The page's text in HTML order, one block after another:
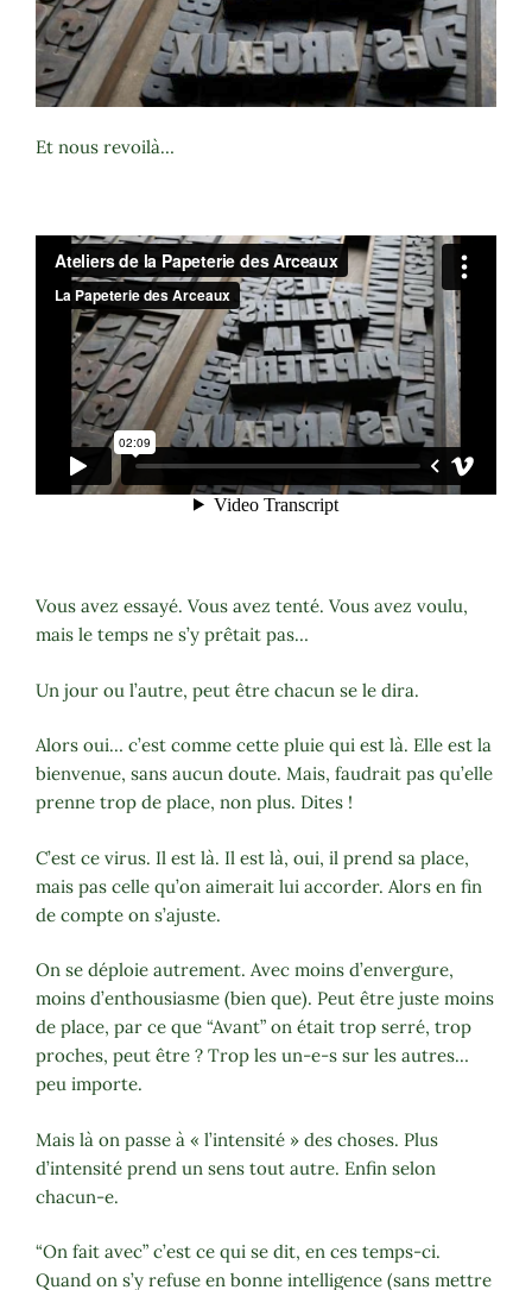
Et nous revoilà…
Vous avez essayé. Vous avez tenté. Vous avez voulu,
mais le temps ne s’y prêtait pas…
Un jour ou l’autre, peut être chacun se le dira.
Alors oui… c’est comme cette pluie qui est là. Elle est la
bienvenue, sans aucun doute. Mais, faudrait pas qu’elle
prenne trop de place, non plus. Dites !
C’est ce virus. Il est là. Il est là, oui, il prend sa place,
mais pas celle qu’on aimerait lui accorder. Alors en fin
de compte on s’ajuste.
On se déploie autrement. Avec moins d’envergure,
moins d’enthousiasme (bien que). Peut être juste moins
de place, par ce que “Avant” on était trop serré, trop
proches, peut être ? Trop les un-e-s sur les autres…
peu importe.
Mais là on passe à « l’intensité » des choses. Plus
d’intensité prend un sens tout autre. Enfin selon
chacun-e.
“On fait avec” c’est ce qui se dit, en ces temps-ci.
Quand on s’y refuse en bonne intelligence (sans mettre